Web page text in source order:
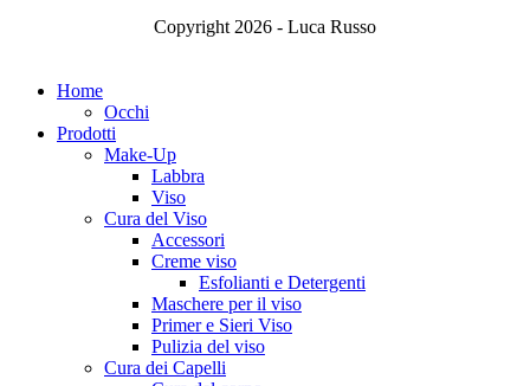
Copyright 2026 - Luca Russo
Home
Occhi
Prodotti
Make-Up
Labbra
Viso
Cura del Viso
Accessori
Creme viso
Esfolianti e Detergenti
Maschere per il viso
Primer e Sieri Viso
Pulizia del viso
Cura dei Capelli